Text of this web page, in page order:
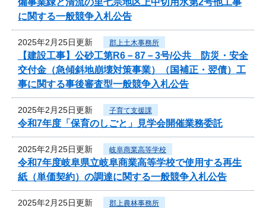
に関する一般競争入札公告
2025年2月25日更新 郡上土木事務所
【建設工事】公砂工第R6－87－3号/公共 防災・安全
交付金（急傾斜地崩壊対策事業）（国補正・翌債）工
事に関する事後審査型一般競争入札公告
2025年2月25日更新 子育て支援課
令和7年度「保育のしごと」見学会開催業務委託
2025年2月25日更新 岐阜商業高等学校
令和7年度岐阜県立岐阜商業高等学校で使用する再生
紙（単価契約）の調達に関する一般競争入札公告
2025年2月25日更新 郡上農林事務所